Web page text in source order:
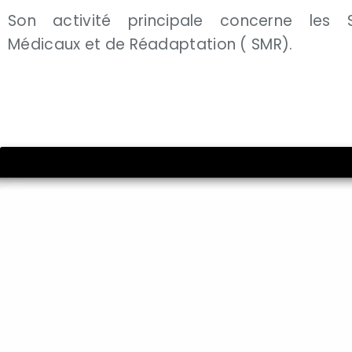
Son activité principale concerne les
Médicaux et de Réadaptation ( SMR).